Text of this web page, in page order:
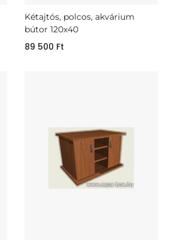
Kétajtós, polcos, akvárium
bútor 120x40
89 500 Ft